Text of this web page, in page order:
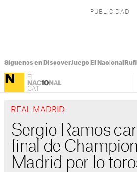
Síguenos en DiscoverJuego El Nacional
REAL MADRID
Sergio Ramos
final de
Madrid por lo